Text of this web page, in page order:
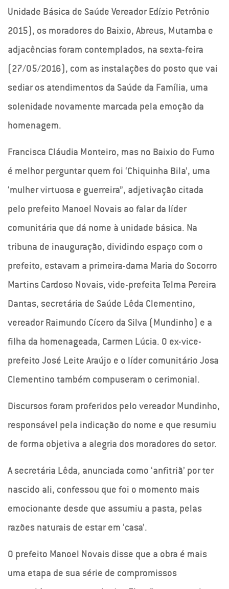
Unidade Básica de Saúde Vereador Edízio Petrônio
2015), os moradores do Baixio, Abreus, Mutamba e
adjacências foram contemplados, na sexta-feira
(27/05/2016), com as instalações do posto que vai
sediar os atendimentos da Saúde da Família, uma
solenidade novamente marcada pela emoção da
homenagem.
Francisca Cláudia Monteiro, mas no Baixio do Fumo
é melhor perguntar quem foi ‘Chiquinha Bila’, uma
‘mulher virtuosa e guerreira”, adjetivação citada
pelo prefeito Manoel Novais ao falar da líder
comunitária que dá nome à unidade básica. Na
tribuna de inauguração, dividindo espaço com o
prefeito, estavam a primeira-dama Maria do Socorro
Martins Cardoso Novais, vide-prefeita Telma Pereira
Dantas, secretária de Saúde Lêda Clementino,
vereador Raimundo Cícero da Silva (Mundinho) e a
filha da homenageada, Carmen Lúcia. O ex-vice-
prefeito José Leite Araújo e o líder comunitário Josa
Clementino também compuseram o cerimonial.
Discursos foram proferidos pelo vereador Mundinho,
responsável pela indicação do nome e que resumiu
de forma objetiva a alegria dos moradores do setor.
A secretária Lêda, anunciada como ‘anfitriã’ por ter
nascido ali, confessou que foi o momento mais
emocionante desde que assumiu a pasta, pelas
razões naturais de estar em ‘casa’.
O prefeito Manoel Novais disse que a obra é mais
uma etapa de sua série de compromissos